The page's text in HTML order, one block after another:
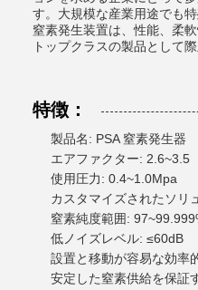
す。大規模な産業用途でも
窒素発生装置は、性能、柔
トップクラスの製品として
特徴：
製品名: PSA 窒素発生器
エアファクター: 2.6~3.5
使用圧力: 0.4~1.0Mpa
カスタマイズされたソリ
窒素純度範囲:
低ノイズレベル: ≤60dB
設置と移動が容易な効率
安定した窒素供給を保証